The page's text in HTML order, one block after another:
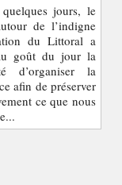
jours, le
de l’indigne
du Littoral a
goût du jour la
d’organiser la
afin de préserver
ce que nous